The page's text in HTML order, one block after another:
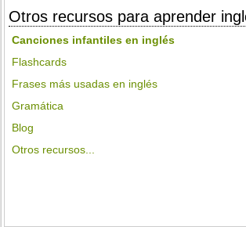
Otros recursos para aprender
Canciones infantiles en inglés
Flashcards
Frases más usadas en inglés
Gramática
Blog
Otros recursos...